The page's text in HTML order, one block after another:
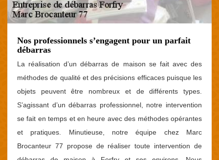
Nos professionnels s’engagent pour un parfait
débarras
La réalisation d’un débarras de maison se fait avec des
méthodes de qualité et des précisions efficaces puisque les
objets peuvent être nombreux et de différents types.
S’agissant d’un débarras professionnel, notre intervention
se fait en temps et en heure avec des méthodes opérantes
et pratiques. Minutieuse, notre équipe chez Marc
Brocanteur 77 propose de réaliser toute intervention de